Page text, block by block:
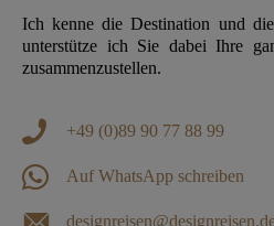
Ich kenne die Destination und
unterstütze ich Sie dabei Ihre
zusammenzustellen.
+49 (0)89 90 77 88 99
Auf WhatsApp schreiben